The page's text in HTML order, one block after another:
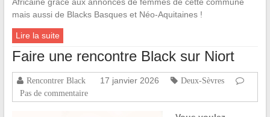
mais aussi de Blacks Basques et Néo-Aquitaines !
Lire la suite
Faire une rencontre Black sur Niort
Rencontrer Black 17 janvier 2026
Deux-Sèvres
Pas de commentaire